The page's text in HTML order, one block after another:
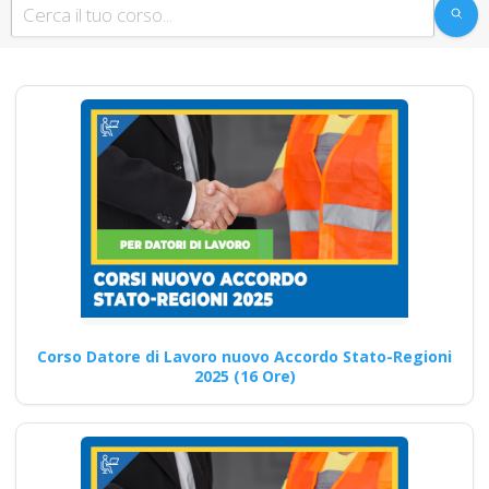
dei Rischi corso
formatore rspp
datore lavoratori
rischio basso medio
alto
Corsi di coaching e mentoring
per la sicurezza sul lavoro:
opportunità formative…
Continua
Corso Datore di Lavoro nuovo Accordo Stato-Regioni
2025 (16 Ore)